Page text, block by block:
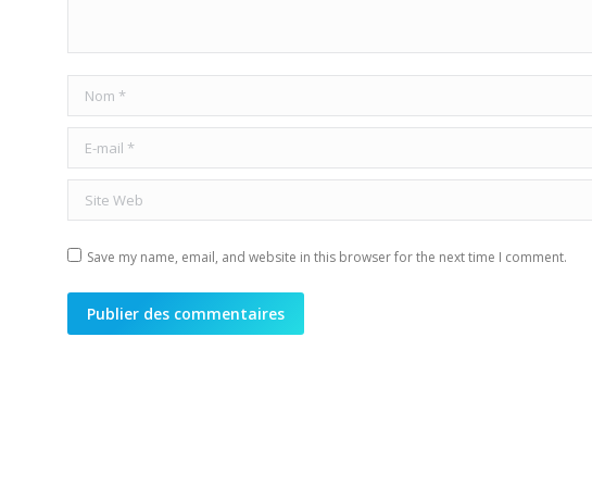
Nom *
E-mail *
Site Web
Save my name, email, and website in this browser for the next time I comment.
Publier des commentaires